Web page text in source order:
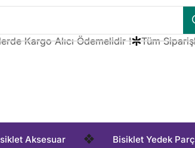
Kargo Alıcı Ödemelidir ! Tüm
Aksesuar ❖ Bisiklet Yedek